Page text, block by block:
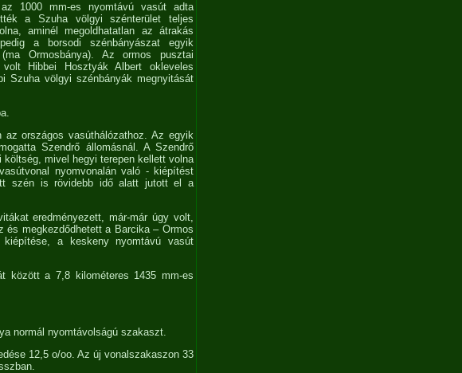
1000 mm-es nyomtávú vasút adta
a Szuha völgyi szénterület teljes
aminél megoldhatatlan az átrakás
a borsodi szénbányászat egyik
Ormosbánya). Az ormos pusztai
Hibbei Hosztyák Albert okleveles
Szuha völgyi szénbányák megnyitását
országos vasúthálózathoz. Az egyik
Szendrő állomásnál. A Szendrő
mivel hegyi terepen kellett volna
nyomvonalán való - kiépítést
szén is rövidebb idő alatt jutott el a
eredményezett, már-már úgy volt,
megkezdődhetett a Barcika – Ormos
a keskeny nyomtávú vasút
között a 7,8 kilométeres 1435 mm-es
normál nyomtávolságú szakaszt.
12,5 o/oo. Az új vonalszakaszon 33